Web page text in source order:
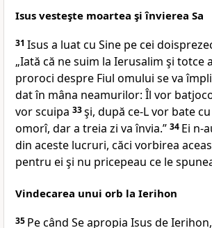
Isus vesteşte moartea şi învierea Sa
31 Isus a luat cu Sine pe cei
„Iată că ne suim la Ierusalim şi totce
proroci despre Fiul omului se va
dat în mâna neamurilor: Îl vor
vor scuipa 33şi, după ce-L vor bate
omorî, dar a treia zi va învia.” 34 Ei n-
din aceste lucruri, căci vorbirea
pentru ei şi nu pricepeau ce le
Vindecarea unui orb la Ierihon
35 Pecând Se apropia Isus de